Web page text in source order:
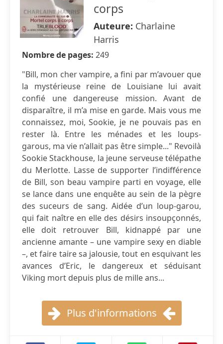
corps
Auteure: Charlaine
Harris
Nombre de pages: 249
"Bill, mon cher vampire, a fini par m’avouer que
la mystérieuse reine de Louisiane lui avait
confié une dangereuse mission. Avant de
disparaître, il m’a mise en garde. Mais vous me
connaissez, moi, Sookie, je ne pouvais pas en
rester là. Entre les ménades et les loups-
garous, ma vie n’allait pas être simple..." Revoilà
Sookie Stackhouse, la jeune serveuse télépathe
du Merlotte. Lasse de supporter l’indifférence
de Bill, son beau vampire parti en voyage, elle
se lance dans une enquête au sein de la pègre
des suceurs de sang. Aidée d’un loup-garou,
qui fait naître en elle des désirs insoupçonnés,
elle doit retrouver Bill, kidnappé par une
ancienne amante – une vampire sexy en diable
–, et faire taire sa jalousie, tout en esquivant les
avances d’Eric, le dangereux et séduisant
Viking mort depuis plus de mille ans...
Plus d'informations